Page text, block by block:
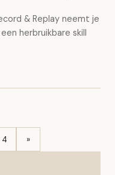
& Replay neemt je
herbruikbare skill
4 »